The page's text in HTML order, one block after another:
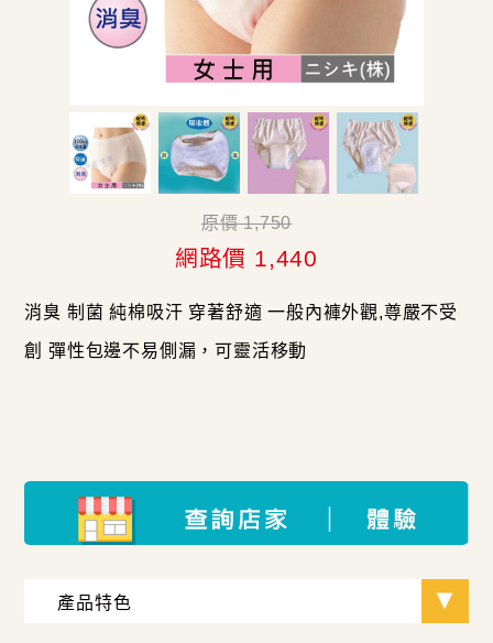
原價 1,750
網路價 1,440
消臭 制菌 純棉吸汗 穿著舒適 一般內褲外觀,尊嚴不受
創 彈性包邊不易側漏，可靈活移動